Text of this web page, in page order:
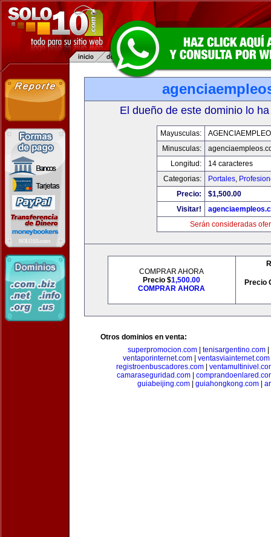
El dueño de este dominio lo
Mayusculas:
Minusculas:
Longitud:
14 caracteres
Categorias:
Portales,
Precio:
$1,500.00
Visitar!
Serán consideradas
COMPRAR AHORA
Precio $1,500.00
COMPRAR AHORA
Precio
Otros dominios en venta:
superpromocion.com
tenisargentino.com
ventaporinternet.com
ventasviainternet.com
registroenbuscadores.com
camaraseguridad.com
guiabeijing.com
guiahongkong.com